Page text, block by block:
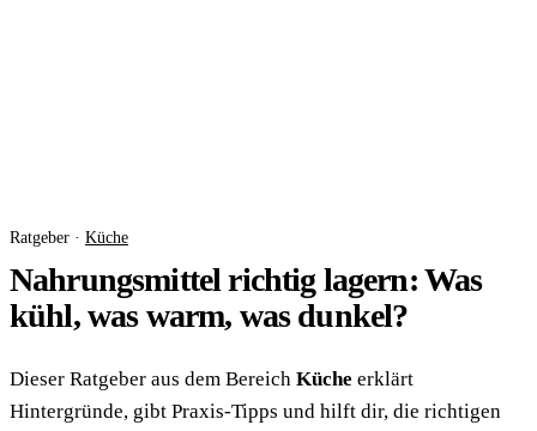
Ratgeber · Küche
Nahrungsmittel richtig lagern: Was
kühl, was warm, was dunkel?
Dieser Ratgeber aus dem Bereich Küche erklärt
Hintergründe, gibt Praxis-Tipps und hilft dir, die richtigen